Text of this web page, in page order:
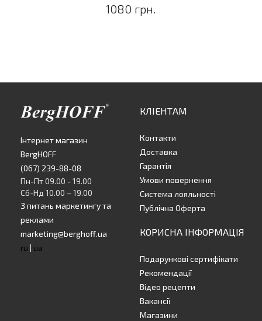
1080 грн.
Інтернет магазин
BergHOFF
(067) 239-88-08
Пн-Пт 09.00 - 19.00
Сб-Нд 10.00 – 19.00
З питань маркетингу та
реклами
marketing@berghoff.ua
ru | ua
КЛІЕНТАМ
Контакти
Доставка
Гарантія
Умови повернення
Система лояльності
Публічна Оферта
КОРИСНА ІНФОРМАЦІЯ
Подарункові сертифікати
Рекомендації
Відео рецепти
Вакансії
Магазини